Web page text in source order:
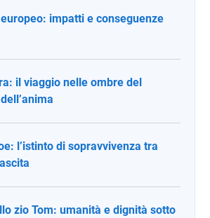
impatti e conseguenze
il viaggio nelle ombre del
l’istinto di sopravvivenza tra
zio Tom: umanità e dignità sotto